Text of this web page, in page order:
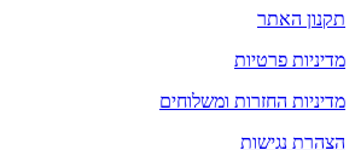
תקנון האתר
מדיניות פרטיות
מדיניות החזרות ומשלוחים
הצהרת נגישות